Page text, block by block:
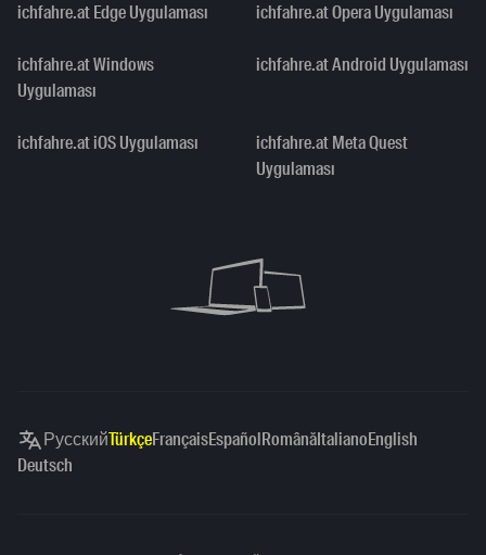
ichfahre.at Edge Uygulaması ichfahre.at Opera Uygulaması
ichfahre.at Windows
Uygulaması
ichfahre.at Android Uygulaması
ichfahre.at iOS Uygulaması
ichfahre.at Meta Quest
Uygulaması
РусскийTürkçeFrançaisEspañolRomânăItalianoEnglish
Deutsch